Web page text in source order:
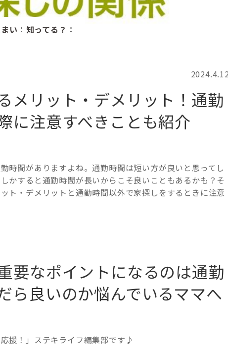
い ： 知ってる？ ：
2024.4.12
メリット・デメリット！通勤
に注意すべきことも紹介
時間がありますよね。通勤時間は短い方が良いと思ってし
かすると通勤時間が長いからこそ良いこともあるかも？そ
ト・デメリットと通勤時間以外で家探しをするときに注意
要なポイントになるのは通勤
ら良いのか悩んでいるママへ
援！」ステキライフ編集部です♪